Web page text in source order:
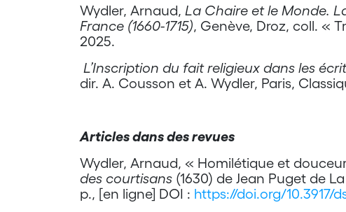
Wydler, Arnaud, La Chaire et le Monde.
France (1660-1715), Genève, Droz, coll. «
2025.
L’Inscription du fait religieux dans les
dir. A. Cousson et A. Wydler, Paris,
Articles dans des revues
Wydler, Arnaud, « Homilétique et
des courtisans (1630) de Jean Puget de
p., [en ligne] DOI : https://doi.org/10.3917/